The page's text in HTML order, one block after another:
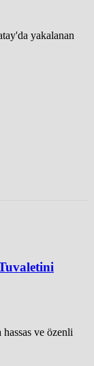
yakalanan
ve özenli